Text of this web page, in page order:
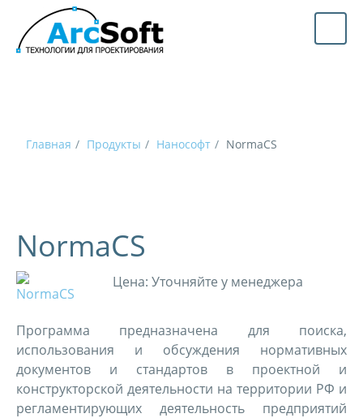
Главная Продукты Нанософт NormaCS
NormaCS
Цена:Уточняйте у менеджера
Программа предназначена для поиска,
использования и обсуждения нормативных
документов и стандартов в проектной и
конструкторской деятельности на территории РФ и
регламентирующих деятельность предприятий